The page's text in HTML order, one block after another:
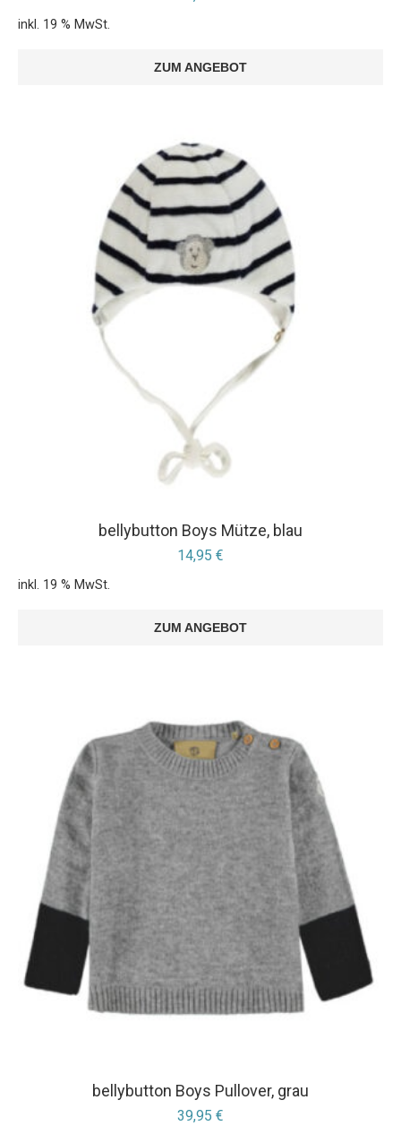
inkl. 19 % MwSt.
ZUM ANGEBOT
bellybutton Boys Mütze, blau
14,95 €
inkl. 19 % MwSt.
ZUM ANGEBOT
bellybutton Boys Pullover, grau
39,95 €